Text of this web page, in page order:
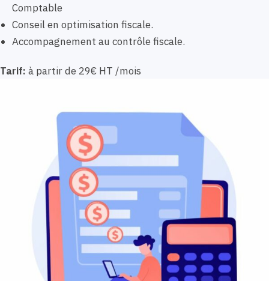
Comptable
Conseil en optimisation fiscale.
Accompagnement au contrôle fiscale.
Tarif: à partir de 29€ HT /mois